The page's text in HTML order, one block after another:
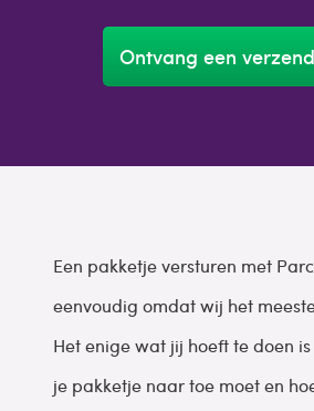
Ontvang een
Een pakketje versturen met
eenvoudig omdat wij het
Het enige wat jij hoeft te doen
je pakketje naar toe moet en